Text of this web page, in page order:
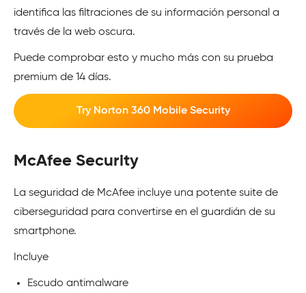
identifica las filtraciones de su información personal a
través de la web oscura.
Puede comprobar esto y mucho más con su prueba
premium de 14 días.
Try Norton 360 Mobile Security
McAfee Security
La seguridad de McAfee incluye una potente suite de
ciberseguridad para convertirse en el guardián de su
smartphone.
Incluye
Escudo antimalware